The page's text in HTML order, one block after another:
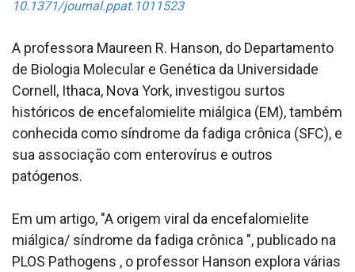
10.1371/journal.ppat.1011523
A professora Maureen R. Hanson, do Departamento
de Biologia Molecular e Genética da Universidade
Cornell, Ithaca, Nova York, investigou surtos
históricos de encefalomielite miálgica (EM), também
conhecida como síndrome da fadiga crônica (SFC), e
sua associação com enterovírus e outros
patógenos.
Em um artigo, "A origem viral da encefalomielite
miálgica/ síndrome da fadiga crônica ", publicado na
PLOS Pathogens , o professor Hanson explora várias